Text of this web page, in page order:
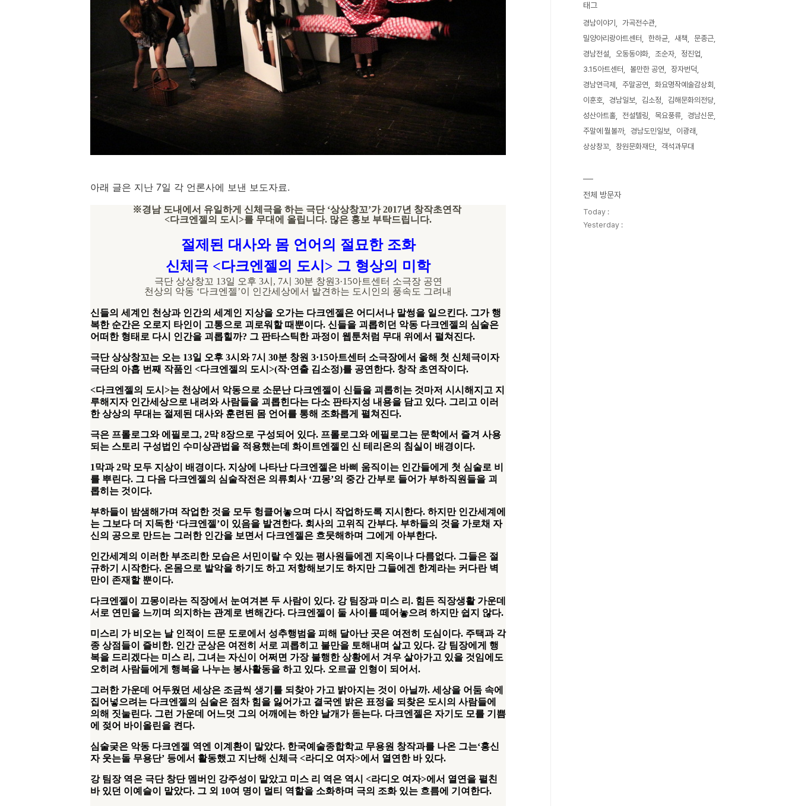
아래 글은 지난 7일 각 언론사에 보낸 보도자료.
※경남 도내에서 유일하게 신체극을 하는 극단 ‘상상창꼬’가2017년 창작초연작
<다크엔젤의 도시 >를 무대에 올립니다. 많은 홍보 부탁드립니다.
절제된 대사와 몸 언어의 절묘한 조화
신체극 <다크엔젤의 도시 > 그 형상의 미학
극단 상상창꼬 13일 오후 3시 , 7시 30분 창원3·15아트센터 소극장 공연
천상의 악동 ‘다크엔젤’이 인간세상에서 발견하는 도시인의 풍속도 그려내
신들의 세계인 천상과 인간의 세계인 지상을 오가는 다크엔젤은 어디서나 말썽을 일으킨다. 그가 행
복한 순간은 오로지 타인이 고통으로 괴로워할 때뿐이다. 신들을 괴롭히던 악동 다크엔젤의 심술은
어떠한 형태로 다시 인간을 괴롭힐까? 그 판타스틱한 과정이 웹툰처럼 무대 위에서 펼쳐진다.
극단 상상창꼬는 오는 13일 오후 3시와 7시 30분 창원 3·15아트센터 소극장에서 올해 첫 신체극이자
극단의 아홉 번째 작품인 <다크엔젤의 도시 >(작·연출 김소정)를 공연한다. 창작 초연작이다.
<다크엔젤의 도시 >는 천상에서 악동으로 소문난 다크엔젤이 신들을 괴롭히는 것마저 시시해지고 지
루해지자 인간세상으로 내려와 사람들을 괴롭힌다는 다소 판타지성 내용을 담고 있다. 그리고 이러
한 상상의 무대는 절제된 대사와 훈련된 몸 언어를 통해 조화롭게 펼쳐진다.
극은 프롤로그와 에필로그, 2막 8장으로 구성되어 있다. 프롤로그와 에필로그는 문학에서 즐겨 사용
되는 스토리 구성법인 수미상관법을 적용했는데 화이트엔젤인 신 테리온의 침실이 배경이다.
1막과 2막 모두 지상이 배경이다. 지상에 나타난 다크엔젤은 바삐 움직이는 인간들에게 첫 심술로 비
를 뿌린다. 그 다음 다크엔젤의 심술작전은 의류회사 ‘끄몽’의 중간 간부로 들어가 부하직원들을 괴
롭히는 것이다.
부하들이 밤샘해가며 작업한 것을 모두 헝클어놓으며 다시 작업하도록 지시한다. 하지만 인간세계에
는 그보다 더 지독한 ‘다크엔젤 ’이 있음을 발견한다. 회사의 고위직 간부다. 부하들의 것을 가로채 자
신의 공으로 만드는 그러한 인간을 보면서 다크엔젤은 흐뭇해하며 그에게 아부한다.
인간세계의 이러한 부조리한 모습은 서민이랄 수 있는 평사원들에겐 지옥이나 다름없다. 그들은 절
규하기 시작한다. 온몸으로 발악을 하기도 하고 저항해보기도 하지만 그들에겐 한계라는 커다란 벽
만이 존재할 뿐이다.
다크엔젤이 끄몽이라는 직장에서 눈여겨본 두 사람이 있다. 강 팀장과 미스 리 . 힘든 직장생활 가운데
서로 연민을 느끼며 의지하는 관계로 변해간다. 다크엔젤이 둘 사이를 떼어놓으려 하지만 쉽지 않다.
미스리 가 비오는 날 인적이 드문 도로에서 성추행범을 피해 달아난 곳은 여전히 도심이다. 주택과 각
종 상점들이 즐비한. 인간 군상은 여전히 서로 괴롭히고 불만을 토해내며 살고 있다. 강 팀장에게 행
복을 드리겠다는 미스 리 , 그녀는 자신이 어쩌면 가장 불행한 상황에서 겨우 살아가고 있을 것임에도
오히려 사람들에게 행복을 나누는 봉사활동을 하고 있다. 오르골 인형이 되어서.
그러한 가운데 어두웠던 세상은 조금씩 생기를 되찾아 가고 밝아지는 것이 아닐까. 세상을 어둠 속에
집어넣으려는 다크엔젤의 심술은 점차 힘을 잃어가고 결국엔 밝은 표정을 되찾은 도시의 사람들에
의해 짓눌린다. 그런 가운데 어느덧 그의 어깨에는 하얀 날개가 돋는다. 다크엔젤은 자기도 모를 기쁨
에 젖어 바이올린을 켠다.
심술궂은 악동 다크엔젤 역엔 이계환이 맡았다. 한국예술종합학교 무용원 창작과를 나온 그는‘홍신
자 웃는돌 무용단’ 등에서 활동했고 지난해 신체극 <라디오 여자>에서 열연한 바 있다.
강 팀장 역은 극단 창단 멤버인 강주성이 맡았고 미스 리 역은 역시 <라디오 여자>에서 열연을 펼친
바 있던 이예슬이 맡았다. 그 외 10여 명이 멀티 역할을 소화하며 극의 조화 있는 흐름에 기여한다.
태그
경남이야기
가곡전수관
밀양아리랑아트센터
한하균 새책
문종근
경남전설
오동동야화 조순자
정진업
3.15아트센터
볼만한 공연
장자번덕
경남연극제
주말공연
화요명작예술감상회
이훈호
경남일보 김소정
김해문화의전당
성산아트홀
전설텔링 목요풍류
경남신문
주말에 뭘볼까
경남도민일보
이광래
상상창꼬
창원문화재단 객석과무대
전체 방문자
Today :
Yesterday :